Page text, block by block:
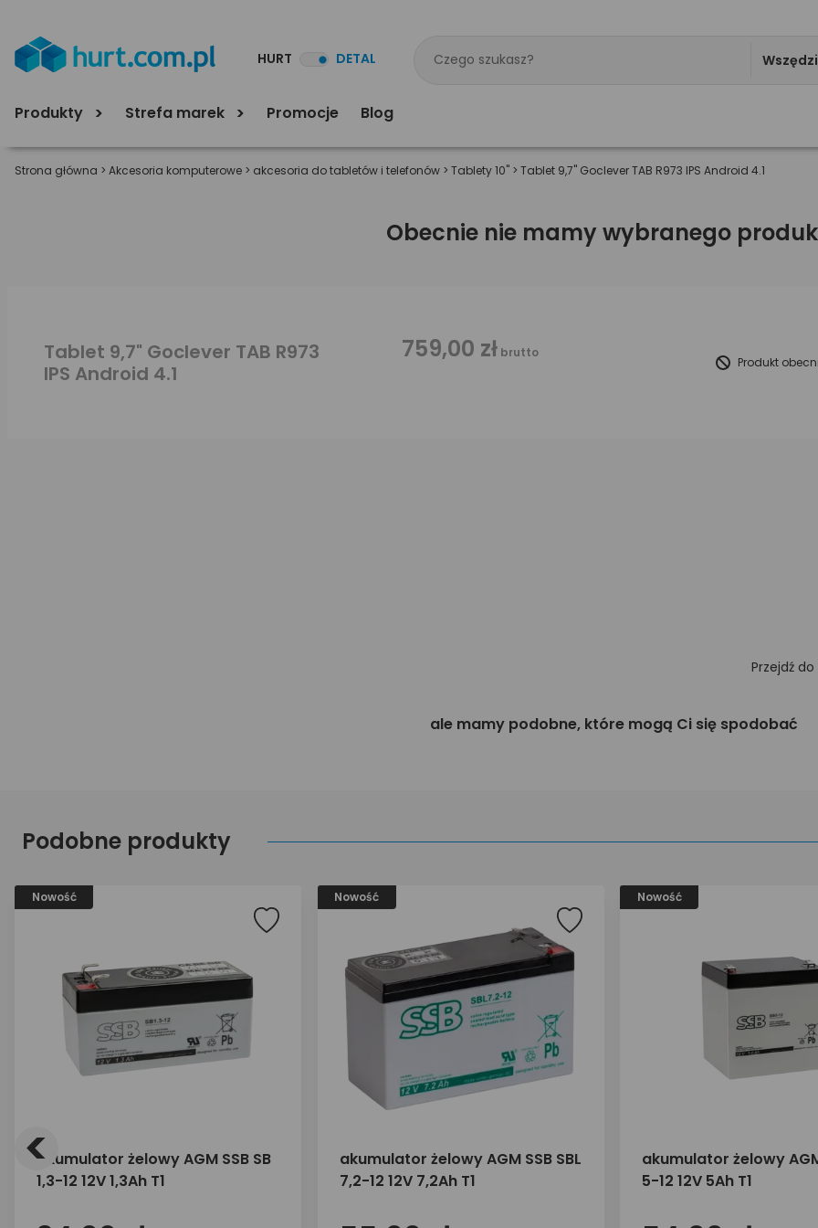
HURT DETAL
Produkty Strefa marek Promocje Blog
Strona główna > Akcesoria komputerowe > akcesoria do tabletów i telefonów > Tablety 10" > Tablet 9,7" Goclever TAB R973 IPS Android 4.1
Obecnie nie mamy wybranego
Tablet 9,7" Goclever TAB R973
IPS Android 4.1
759,00 zł brutto
Produkt
Przejdź
ale mamy podobne, które mogą Ci się spodobać
Podobne produkty
Nowość
akumulator żelowy AGM SSB SB
1,3-12 12V 1,3Ah T1
Nowość
akumulator żelowy AGM SSB SBL
7,2-12 12V 7,2Ah T1
Nowość
akumulator żelowy
5-12 12V 5Ah T1
<